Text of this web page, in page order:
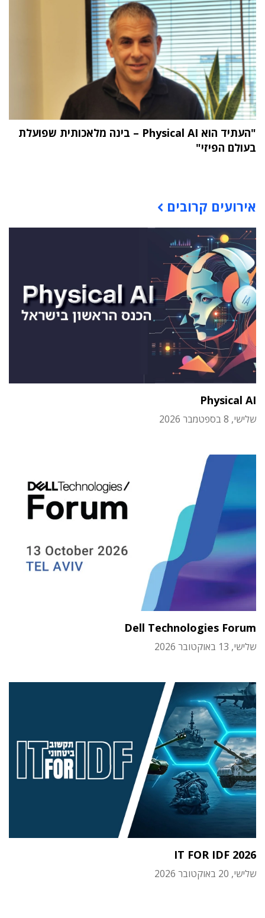
"העתיד הוא Physical AI – בינה מלאכותית שפועלת
בעולם הפיזי"
אירועים קרובים
Physical AI
שלישי, 8 בספטמבר 2026
Dell Technologies Forum
שלישי, 13 באוקטובר 2026
IT FOR IDF 2026
שלישי, 20 באוקטובר 2026